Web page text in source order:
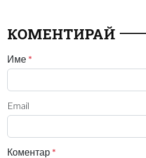
КОМЕНТИРАЙ
Име *
Email
Коментар *